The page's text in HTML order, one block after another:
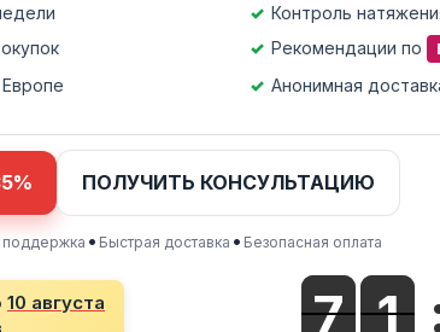
Контроль
Рекомендации по
Анонимная
ПОЛУЧИТЬ КОНСУЛЬТАЦИЮ
поддержка • Быстрая доставка • Безопасная оплата
10 августа